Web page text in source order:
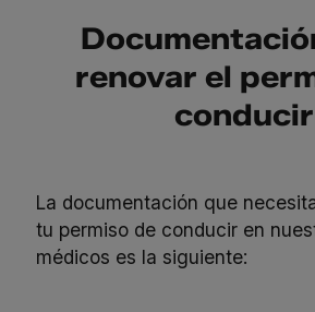
renovar el
conducir
La documentación que
tu permiso de conducir en
médicos es la siguiente: